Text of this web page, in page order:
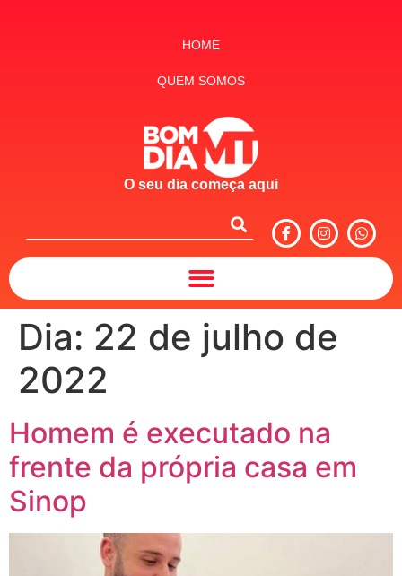
HOME
QUEM SOMOS
O seu dia começa aqui
Dia: 22 de julho de
2022
Homem é executado na
frente da própria casa em
Sinop